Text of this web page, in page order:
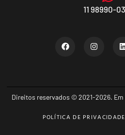
11 98990-
Direitos reservados © 2021-2026.
POLÍTICA DE PRIVACIDADE